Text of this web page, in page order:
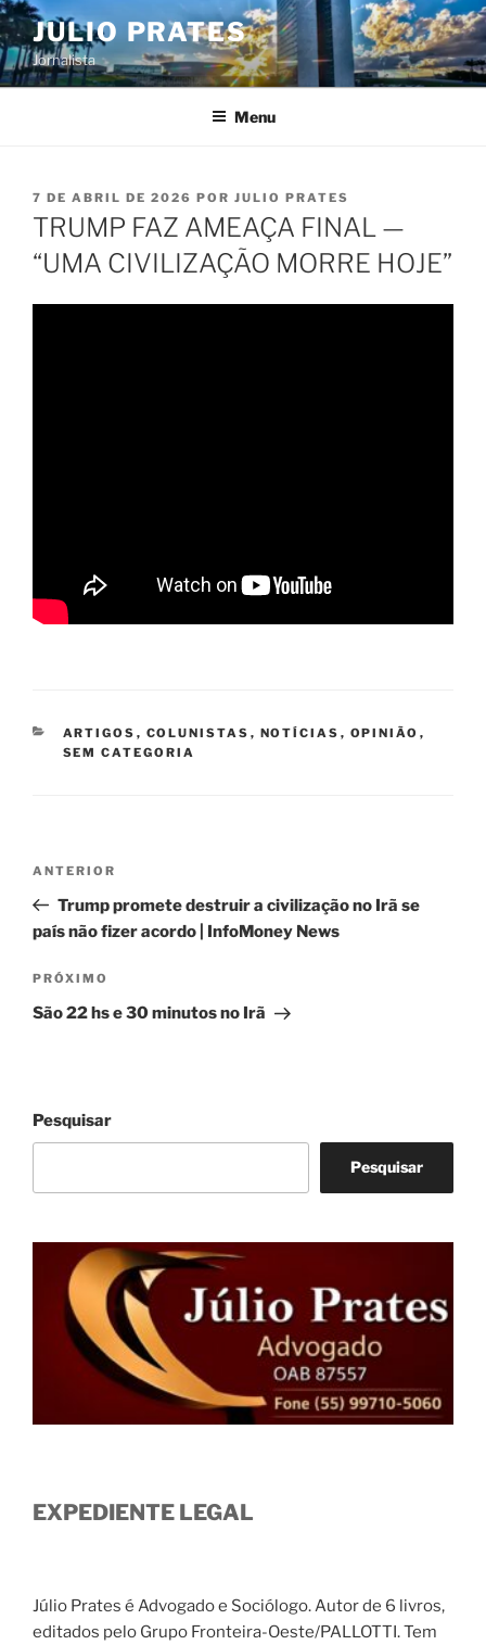
Pular
para
o
conteúdo
JULIO PRATES
Jornalista
Menu
PUBLICADO
EM
7 DE ABRIL DE 2026 POR JULIO PRATES
TRUMP FAZ AMEAÇA FINAL —
“UMA CIVILIZAÇÃO MORRE HOJE”
CATEGORIAS
ARTIGOS , COLUNISTAS , NOTÍCIAS , OPINIÃO ,
SEM CATEGORIA
Post
Post
anterior
ANTERIOR
Trump promete destruir a civilização no Irã se
país não fizer acordo | InfoMoney News
Próximo
post
PRÓXIMO
São 22 hs e 30 minutos no Irã
Pesquisar
Pesquisar
EXPEDIENTE LEGAL
Júlio Prates é Advogado e Sociólogo. Autor de 6 livros,
editados pelo Grupo Fronteira-Oeste/PALLOTTI. Tem